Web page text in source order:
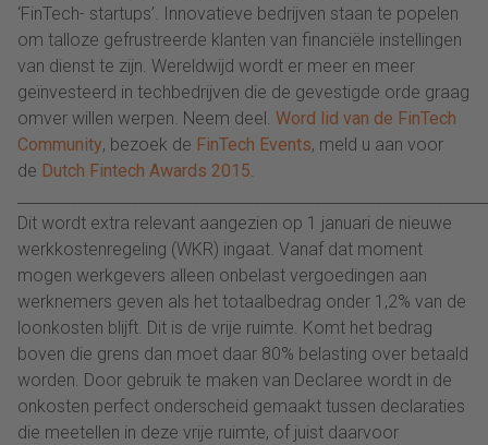
‘FinTech- startups’. Innovatieve bedrijven staan te popelen
om talloze gefrustreerde klanten van financiële instellingen
van dienst te zijn. Wereldwijd wordt er meer en meer
geïnvesteerd in techbedrijven die de gevestigde orde graag
omver willen werpen. Neem deel. Word lid van de FinTech
Community, bezoek de FinTech Events, meld u aan voor
de Dutch Fintech Awards 2015.
Dit wordt extra relevant aangezien op 1 januari de nieuwe
werkkostenregeling (WKR) ingaat. Vanaf dat moment
mogen werkgevers alleen onbelast vergoedingen aan
werknemers geven als het totaalbedrag onder 1,2% van de
loonkosten blijft. Dit is de vrije ruimte. Komt het bedrag
boven die grens dan moet daar 80% belasting over betaald
worden. Door gebruik te maken van Declaree wordt in de
onkosten perfect onderscheid gemaakt tussen declaraties
die meetellen in deze vrije ruimte, of juist daarvoor